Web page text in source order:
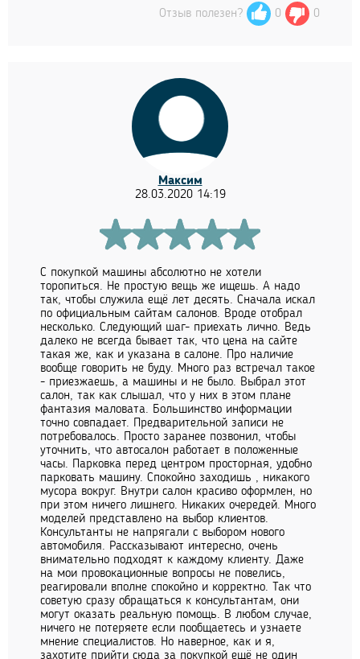
Отзыв полезен? 0 0
Максим
28.03.2020 14:19
С покупкой машины абсолютно не хотели
торопиться. Не простую вещь же ищешь. А надо
так, чтобы служила ещё лет десять. Сначала искал
по официальным сайтам салонов. Вроде отобрал
несколько. Следующий шаг- приехать лично. Ведь
далеко не всегда бывает так, что цена на сайте
такая же, как и указана в салоне. Про наличие
вообще говорить не буду. Много раз встречал такое
- приезжаешь, а машины и не было. Выбрал этот
салон, так как слышал, что у них в этом плане
фантазия маловата. Большинство информации
точно совпадает. Предварительной записи не
потребовалось. Просто заранее позвонил, чтобы
уточнить, что автосалон работает в положенные
часы. Парковка перед центром просторная, удобно
парковать машину. Спокойно заходишь , никакого
мусора вокруг. Внутри салон красиво оформлен, но
при этом ничего лишнего. Никаких очередей. Много
моделей представлено на выбор клиентов.
Консультанты не напрягали с выбором нового
автомобиля. Рассказывают интересно, очень
внимательно подходят к каждому клиенту. Даже
на мои провокационные вопросы не повелись,
реагировали вполне спокойно и корректно. Так что
советую сразу обращаться к консультантам, они
могут оказать реальную помощь. В любом случае,
ничего не потеряете если пообщаетесь и узнаете
мнение специалистов. Но наверное, как и я,
захотите прийти сюда за покупкой ещё не один